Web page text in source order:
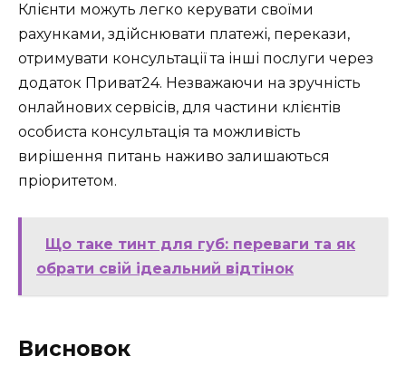
Клієнти можуть легко керувати своїми
рахунками, здійснювати платежі, перекази,
отримувати консультації та інші послуги через
додаток Приват24. Незважаючи на зручність
онлайнових сервісів, для частини клієнтів
особиста консультація та можливість
вирішення питань наживо залишаються
пріоритетом.
Що таке тинт для губ: переваги та як
обрати свій ідеальний відтінок
Висновок